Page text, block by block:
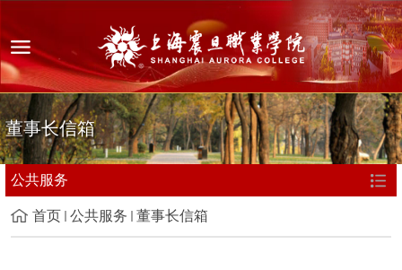
董事长信箱
公共服务
首页 公共服务 董事长信箱